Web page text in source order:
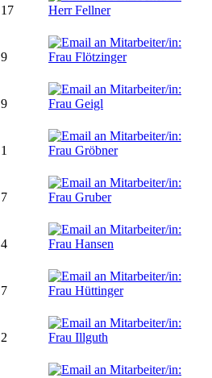
17
9
9
1
7
4
7
2